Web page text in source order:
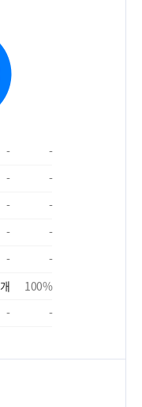
-
-
-
-
-
-
-
-
-
-
개 100%
- -